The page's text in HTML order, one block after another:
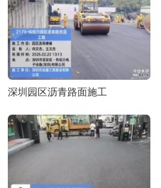
深圳园区沥青路面施工